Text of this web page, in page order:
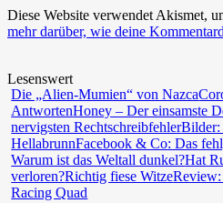
Diese Website verwendet Akismet,
mehr darüber, wie deine
Lesenswert
Die „Alien-Mumien“ von Nazca
AntwortenHoney – Der einsamste
nervigsten RechtschreibfehlerBilder:
HellabrunnFacebook & Co: Das
Warum ist das Weltall dunkel?Hat
verloren?Richtig fiese Witze
Racing Quad